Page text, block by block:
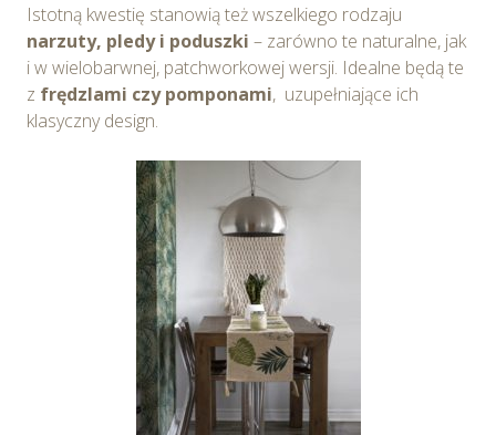
Istotną kwestię stanowią też wszelkiego rodzaju
narzuty, pledy i poduszki – zarówno te naturalne, jak
i w wielobarwnej, patchworkowej wersji. Idealne będą te
z frędzlami czy pomponami, uzupełniające ich
klasyczny design.